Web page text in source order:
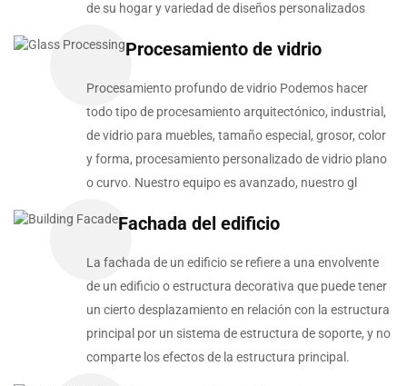
de su hogar y variedad de diseños personalizados
Procesamiento de vidrio
Procesamiento profundo de vidrio Podemos hacer
todo tipo de procesamiento arquitectónico, industrial,
de vidrio para muebles, tamaño especial, grosor, color
y forma, procesamiento personalizado de vidrio plano
o curvo. Nuestro equipo es avanzado, nuestro gl
Fachada del edificio
La fachada de un edificio se refiere a una envolvente
de un edificio o estructura decorativa que puede tener
un cierto desplazamiento en relación con la estructura
principal por un sistema de estructura de soporte, y no
comparte los efectos de la estructura principal.